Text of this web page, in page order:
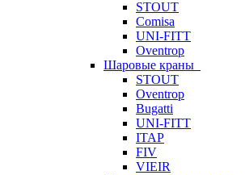
STOUT
Comisa
UNI-FITT
Oventrop
Шаровые краны
STOUT
Oventrop
Bugatti
UNI-FITT
ITAP
FIV
VIEIR